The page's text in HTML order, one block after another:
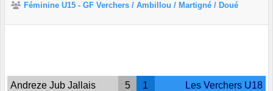
Féminine U15 - GF Verchers / Ambillou / Martigné / Doué
Andreze Jub Jallais 5 1 Les Verchers U18